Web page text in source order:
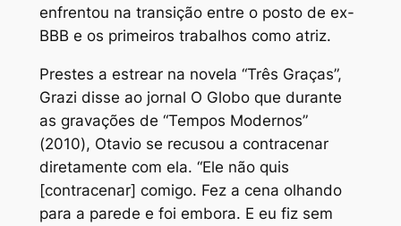
enfrentou na transição entre o posto de ex-
BBB e os primeiros trabalhos como atriz.
Prestes a estrear na novela “Três Graças”,
Grazi disse ao jornal O Globo que durante
as gravações de “Tempos Modernos”
(2010), Otavio se recusou a contracenar
diretamente com ela. “Ele não quis
[contracenar] comigo. Fez a cena olhando
para a parede e foi embora. E eu fiz sem